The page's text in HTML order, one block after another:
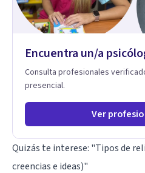
aplicables, con el propósito de
Encuentra un/a
Consulta profesionales
presencial.
Ver
Quizás te interese: "Tipos de
creencias e ideas)"